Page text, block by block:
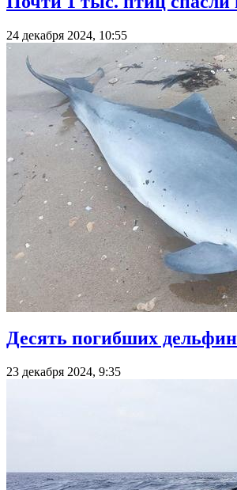
24 декабря 2024, 10:55
Десять погибших
23 декабря 2024, 9:35